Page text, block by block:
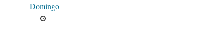
Domingo